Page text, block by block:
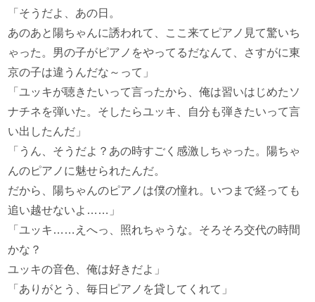
「そうだよ、あの日。
あのあと陽ちゃんに誘われて、ここ来てピアノ見て驚いち
ゃった。男の子がピアノをやってるだなんて、さすがに東
京の子は違うんだな～って」
「ユッキが聴きたいって言ったから、俺は習いはじめたソ
ナチネを弾いた。そしたらユッキ、自分も弾きたいって言
い出したんだ」
「うん、そうだよ？あの時すごく感激しちゃった。陽ちゃ
んのピアノに魅せられたんだ。
だから、陽ちゃんのピアノは僕の憧れ。いつまで経っても
追い越せないよ……」
「ユッキ……えへっ、照れちゃうな。そろそろ交代の時間
かな？
ユッキの音色、俺は好きだよ」
「ありがとう、毎日ピアノを貸してくれて」